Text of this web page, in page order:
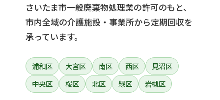
さいたま市一般廃棄物処理業の許可のもと、
市内全域の介護施設・事業所から定期回収を
承っています。
浦和区 大宮区 南区 西区
見沼区
中央区
桜区 北区 緑区 岩槻区